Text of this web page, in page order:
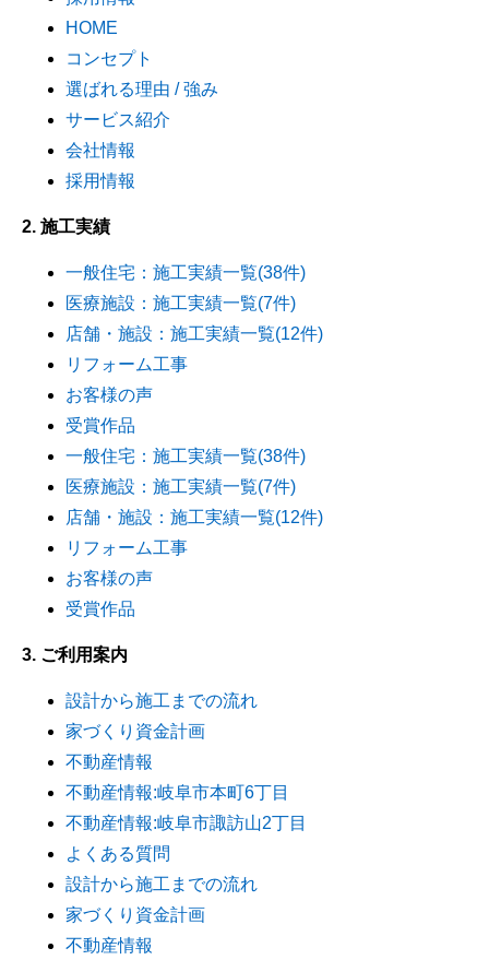
HOME
コンセプト
選ばれる理由 / 強み
サービス紹介
会社情報
採用情報
2. 施工実績
一般住宅：施工実績一覧(38件)
医療施設：施工実績一覧(7件)
店舗・施設：施工実績一覧(12件)
リフォーム工事
お客様の声
受賞作品
一般住宅：施工実績一覧(38件)
医療施設：施工実績一覧(7件)
店舗・施設：施工実績一覧(12件)
リフォーム工事
お客様の声
受賞作品
3. ご利用案内
設計から施工までの流れ
家づくり資金計画
不動産情報
不動産情報:岐阜市本町6丁目
不動産情報:岐阜市諏訪山2丁目
よくある質問
設計から施工までの流れ
家づくり資金計画
不動産情報